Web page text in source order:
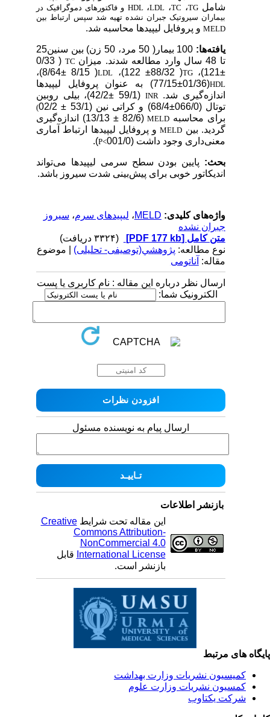
شامل TG،TC،LDL،HDL و فاکتورهای دموگرافیک در
بیماران سیروتیک جبران نشده تهیه شد سپس ارتباط بین
MELDو پروفایل لیپیدها محاسبه شد.
یافته‌ها:
100 بیمار( 50 مرد، 50 زن) بین سنین25
تا 48
سال وارد مطالعه شدند. میزانTC
( 0/33
TG( 88/32± 122)، LDL
( 8/15 ±8/64) ،
HDL
(01/36
±77/15) به عنوان پروفایل لیپیدها
اندازه‌گیری شد.INR
(59/1 ±42/2)، بیلی روبین
توتال (066/0±68/4) و کراتی نین (53/1 ± 02/2
(
برای محاسبهMELD
(82/6 ± 13/13) اندازه‌گیری
گردید. بینMELDو پروفایل لیپیدها ارتباط آماری
معنی‌داری وجود داشت (001/0
P<
).
بحث:پایین بودن سطح سرمی لیپیدها می‌تواند
اندیکاتور خوبی برای پیش‌بینی شدت سیروز باشد.
واژه‌های کلیدی:MELD ،لیپیدهای سرم ،سیروز
جبران نشده
متن کامل[PDF 177 kb]
نوع مطالعه:پژوهشي(توصیفی- تحلیلی) | موضوع
مقاله:آناتومی
ارسال نظر درباره این مقاله : نام کاربری یا پست
الکترونیک شما:
ارسال پیام به نویسنده مسئول
بازنشر اطلاعات
این مقاله تحت شرایطCreative
Commons Attribution-
NonCommercial 4.0
International Licenseقابل
بازنشر است.
های مرتبط
کمیسیون نشریات وزارت بهداشت
کمسیون نشریات وزارت علوم
شرکت یکتاوب